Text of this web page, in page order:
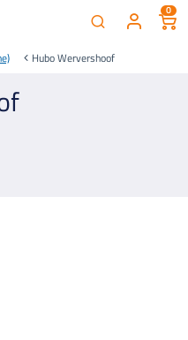
0
Hubo Wervershoof